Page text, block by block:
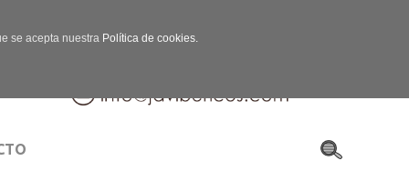
se acepta nuestra Política de cookies.